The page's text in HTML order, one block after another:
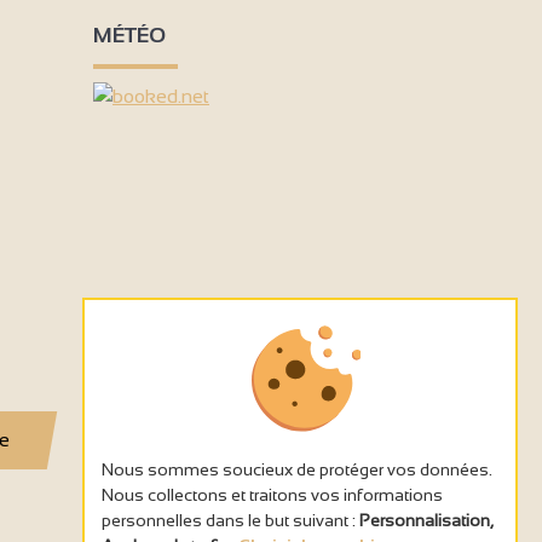
MÉTÉO
Nous sommes soucieux de protéger vos données.
Nous collectons et traitons vos informations
personnelles dans le but suivant : Personnalisation,